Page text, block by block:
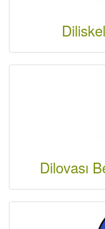
Dilovası